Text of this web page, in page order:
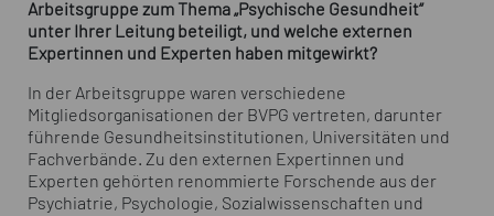
Arbeitsgruppe zum Thema „Psychische Gesundheit“
unter Ihrer Leitung beteiligt, und welche externen
Expertinnen und Experten haben mitgewirkt?
In der Arbeitsgruppe waren verschiedene
Mitgliedsorganisationen der BVPG vertreten, darunter
führende Gesundheitsinstitutionen, Universitäten und
Fachverbände. Zu den externen Expertinnen und
Experten gehörten renommierte Forschende aus der
Psychiatrie, Psychologie, Sozialwissenschaften und